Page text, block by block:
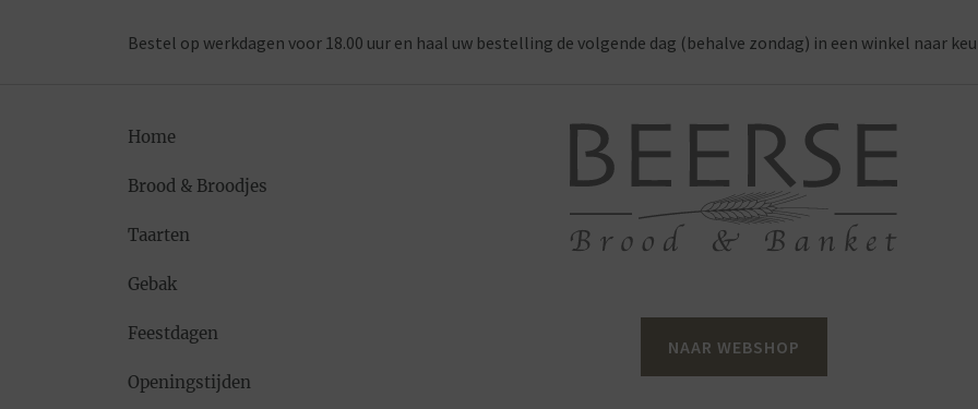
Bestel op werkdagen voor 18.00 uur en haal uw bestelling de volgende dag (behalve zondag) in een winkel naar
Home
Brood & Broodjes
Taarten
Gebak
Feestdagen
Openingstijden
NAAR WEBSHOP